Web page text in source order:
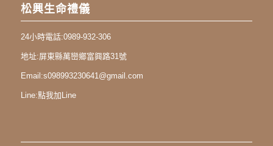
松興生命禮儀
24小時電話:0989-932-306
地址:屏東縣萬巒鄉富興路31號
Email:s098993230641@gmail.com
Line:點我加Line